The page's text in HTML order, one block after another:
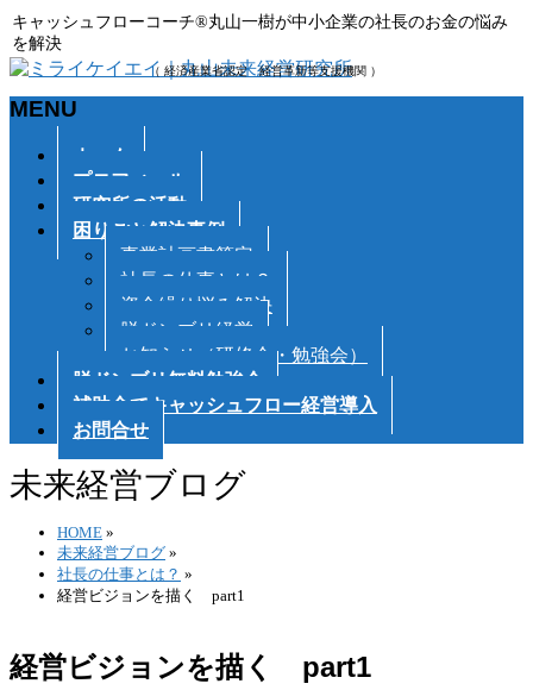
キャッシュフローコーチ®丸山一樹が中小企業の社長のお金の悩み
を解決
（ 経済産業省認定 経営革新等支援機関 ）
MENU
ホーム
プロフィール
研究所の活動
困りごと解決事例
事業計画書策定
社長の仕事とは？
資金繰り悩み解決
脱ドンブリ経営
お知らせ（研修会・勉強会）
脱ドンブリ無料勉強会
補助金でキャッシュフロー経営導入
お問合せ
未来経営ブログ
HOME »
未来経営ブログ »
社長の仕事とは？ »
経営ビジョンを描く part1
経営ビジョンを描く part1